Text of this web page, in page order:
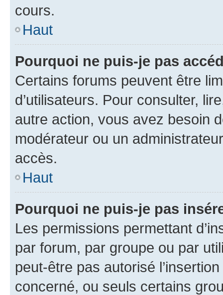
cours.
Haut
Pourquoi ne puis-je pas
Certains forums peuvent être
d’utilisateurs. Pour consulter,
autre action, vous avez besoin
modérateur ou un
accès.
Haut
Pourquoi ne puis-je pas
Les permissions permettant
par forum, par groupe ou par
peut-être pas autorisé
concerné, ou seuls certains